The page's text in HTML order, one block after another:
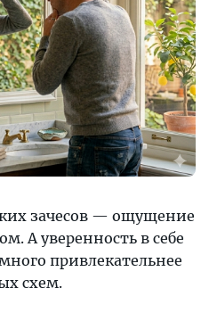
зачесов — ощущение
А уверенность в себе
привлекательнее
схем.